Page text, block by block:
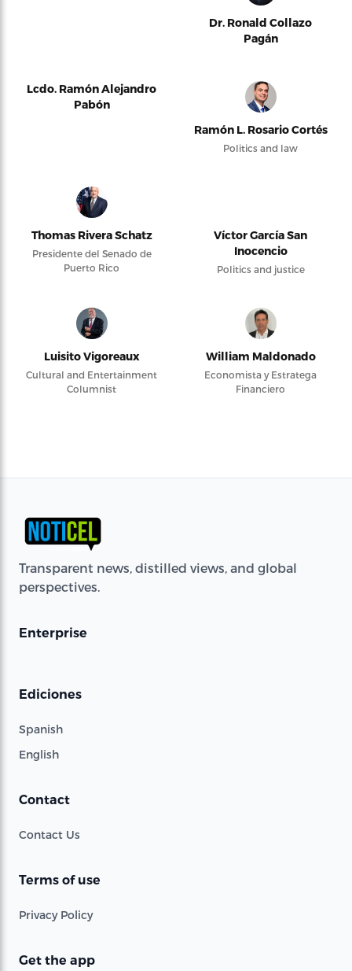
Dr. Ronald Collazo
Pagán
Lcdo. Ramón Alejandro
Pabón
Ramón L. Rosario Cortés
Politics and law
Thomas Rivera Schatz
Presidente del Senado de
Puerto Rico
Víctor García San
Inocencio
Politics and justice
Luisito Vigoreaux
Cultural and Entertainment
Columnist
William Maldonado
Economista y Estratega
Financiero
Transparent news, distilled views, and global
perspectives.
Enterprise
Ediciones
Spanish
English
Contact
Contact Us
Terms of use
Privacy Policy
Get the app